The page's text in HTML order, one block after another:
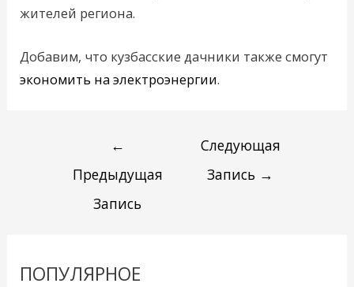
жителей региона.
Добавим, что кузбасские дачники также смогут
экономить на электроэнергии.
←
Предыдущая
Запись
Следующая
Запись →
ПОПУЛЯРНОЕ